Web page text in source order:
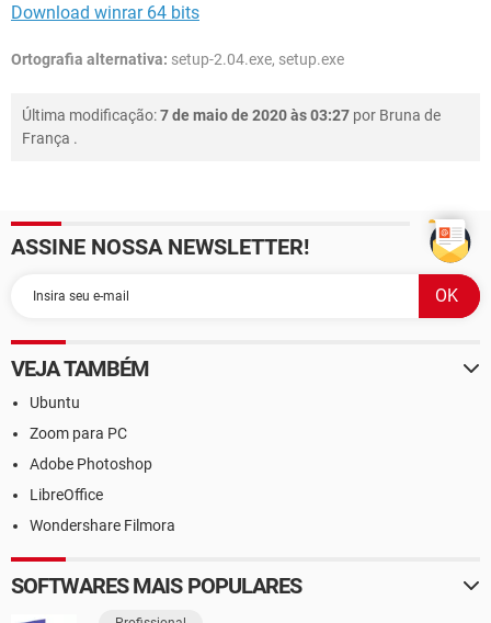
Download winrar 64 bits
Ortografia alternativa: setup-2.04.exe, setup.exe
Última modificação:7 de maio de 2020 às 03:27 por Bruna de
França .
ASSINE NOSSA NEWSLETTER!
VEJA TAMBÉM
Ubuntu
Zoom para PC
Adobe Photoshop
LibreOffice
Wondershare Filmora
SOFTWARES MAIS POPULARES